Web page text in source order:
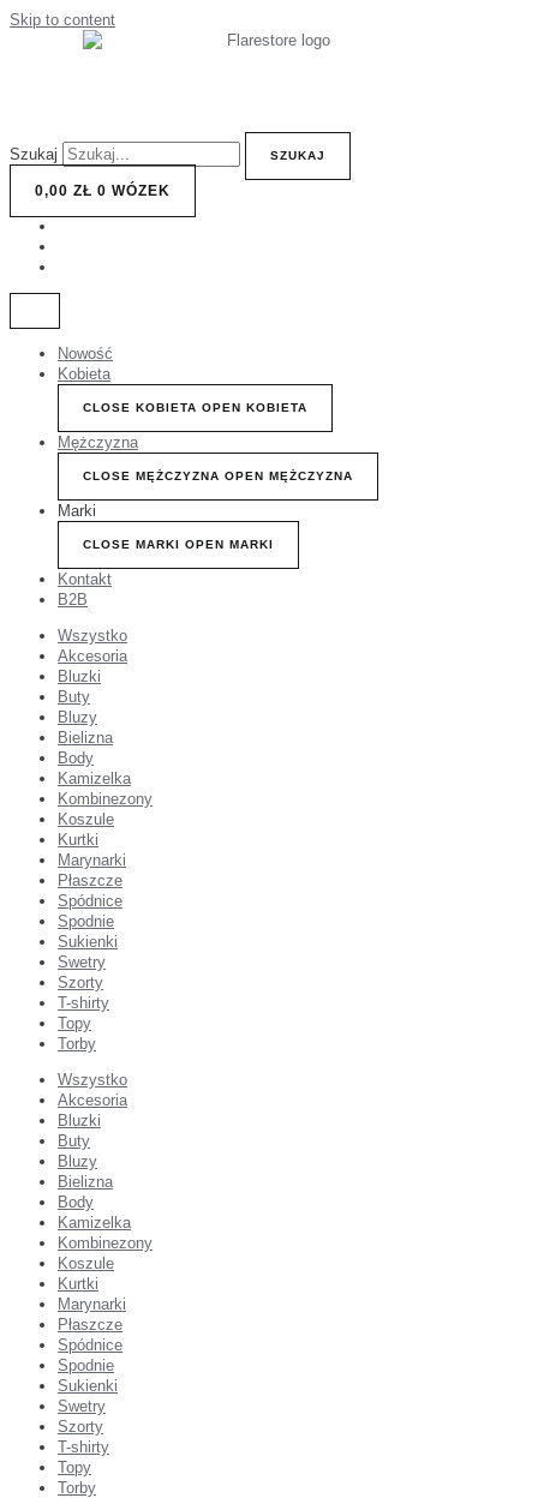
Skip to content
Szukaj SZUKAJ
0,00 ZŁ 0 WÓZEK
Nowość
Kobieta
CLOSE KOBIETA OPEN KOBIETA
Mężczyzna
CLOSE MĘŻCZYZNA OPEN MĘŻCZYZNA
Marki
CLOSE MARKI OPEN MARKI
Kontakt
B2B
Wszystko
Akcesoria
Bluzki
Buty
Bluzy
Bielizna
Body
Kamizelka
Kombinezony
Koszule
Kurtki
Marynarki
Płaszcze
Spódnice
Spodnie
Sukienki
Swetry
Szorty
T-shirty
Topy
Torby
Wszystko
Akcesoria
Bluzki
Buty
Bluzy
Bielizna
Body
Kamizelka
Kombinezony
Koszule
Kurtki
Marynarki
Płaszcze
Spódnice
Spodnie
Sukienki
Swetry
Szorty
T-shirty
Topy
Torby